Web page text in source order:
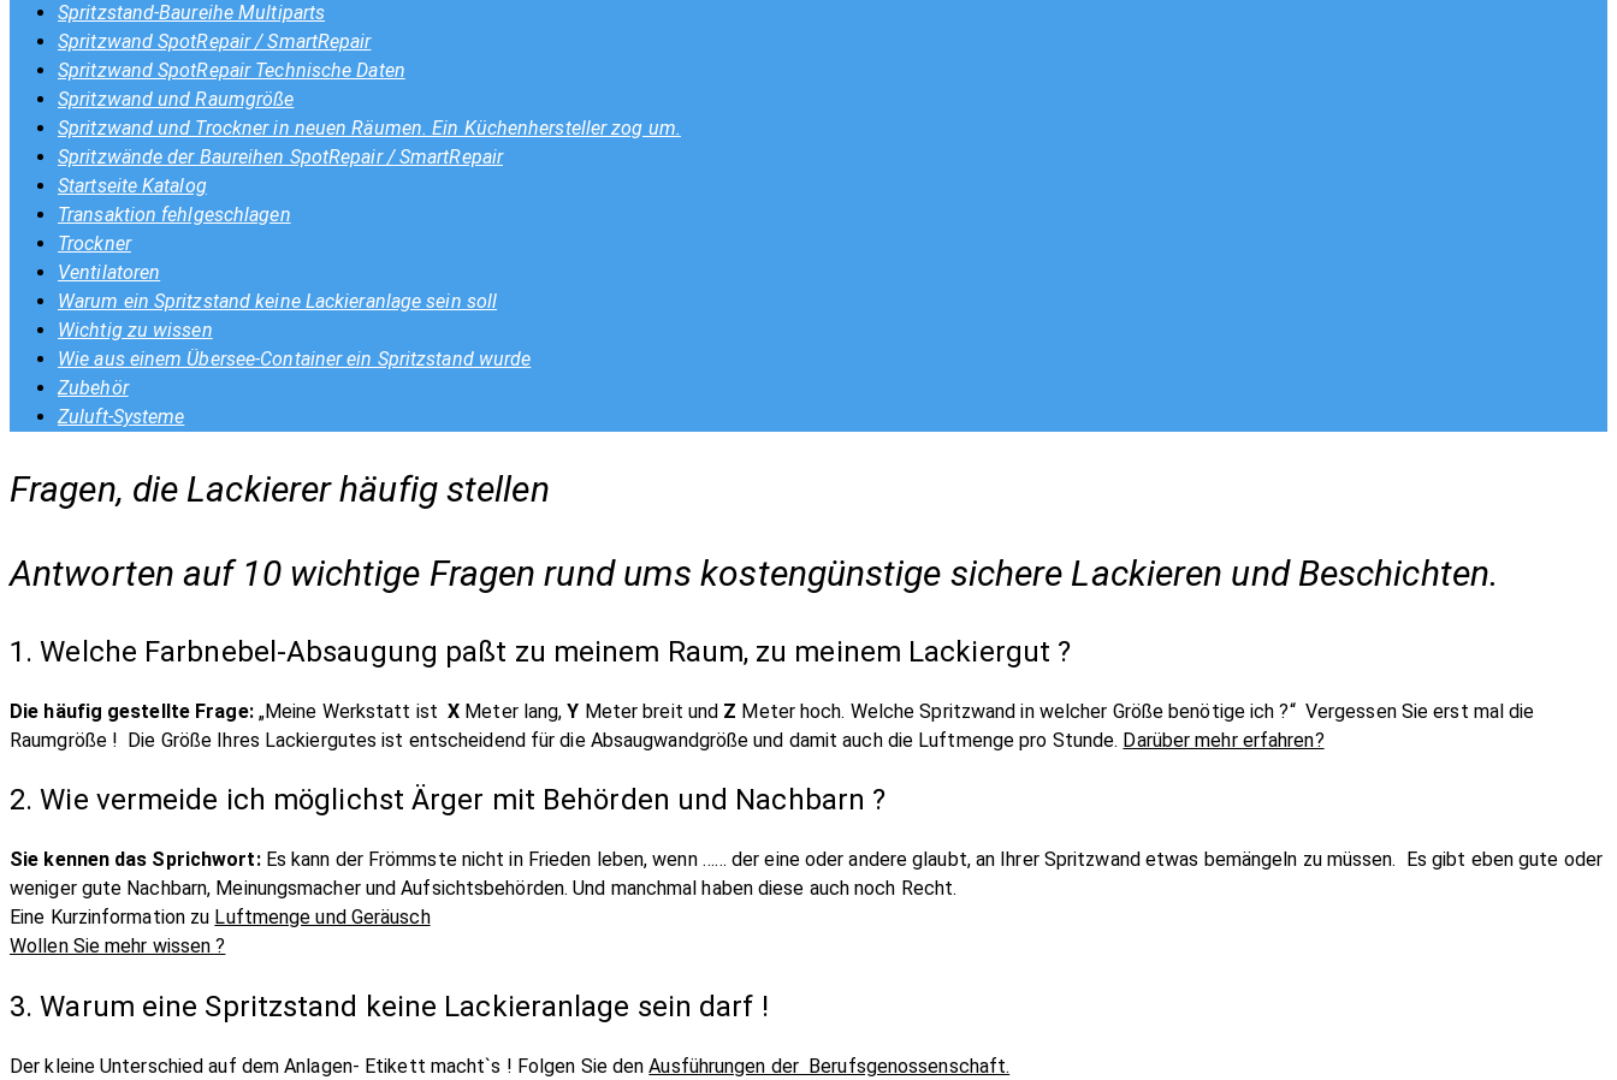
Spritzstand-Baureihe Multiparts
Spritzwand SpotRepair / SmartRepair
Spritzwand SpotRepair Technische Daten
Spritzwand und Raumgröße
Spritzwand und Trockner in neuen Räumen. Ein Küchenhersteller zog um.
Spritzwände der Baureihen SpotRepair / SmartRepair
Startseite Katalog
Transaktion fehlgeschlagen
Trockner
Ventilatoren
Warum ein Spritzstand keine Lackieranlage sein soll
Wichtig zu wissen
Wie aus einem Übersee-Container ein Spritzstand wurde
Zubehör
Zuluft-Systeme
Fragen, die Lackierer häufig stellen
Antworten auf 10 wichtige Fragen rund ums kostengünstige sichere Lackieren und Beschichten.
1. Welche Farbnebel-Absaugung paßt zu meinem Raum, zu meinem Lackiergut ?
Die häufig gestellte Frage:„Meine Werkstatt istX Meter lang,Y Meter breit und Z Meter hoch. Welche Spritzwand in welcher Größe benötige ich ?“ Vergessen Sie erst mal die
Raumgröße ! Die Größe Ihres Lackiergutes ist entscheidend für die Absaugwandgröße und damit auch die Luftmenge pro Stunde. Darüber mehr erfahren?
2. Wie vermeide ich möglichst Ärger mit Behörden und Nachbarn ?
Sie kennen das Sprichwort:Es kann der Frömmste nicht in Frieden leben, wenn …… der eine oder andere glaubt, an Ihrer Spritzwand etwas bemängeln zu müssen. Es gibt eben gute oder
weniger gute Nachbarn, Meinungsmacher und Aufsichtsbehörden. Und manchmal haben diese auch noch Recht.
Eine Kurzinformation zu Luftmenge und Geräusch
Wollen Sie mehr wissen ?
3. Warum eine Spritzstand keine Lackieranlage sein darf !
Der kleine Unterschied auf dem Anlagen- Etikett macht`s ! Folgen Sie denAusführungen der Berufsgenossenschaft.